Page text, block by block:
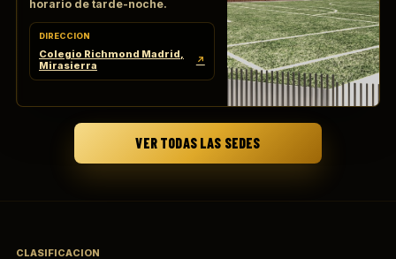
horario de tarde-noche.
DIRECCION
Colegio Richmond Madrid,
Mirasierra
↗
VER TODAS LAS SEDES
CLASIFICACION